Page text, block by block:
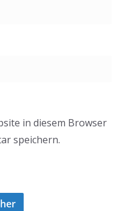
in diesem Browser
speichern.